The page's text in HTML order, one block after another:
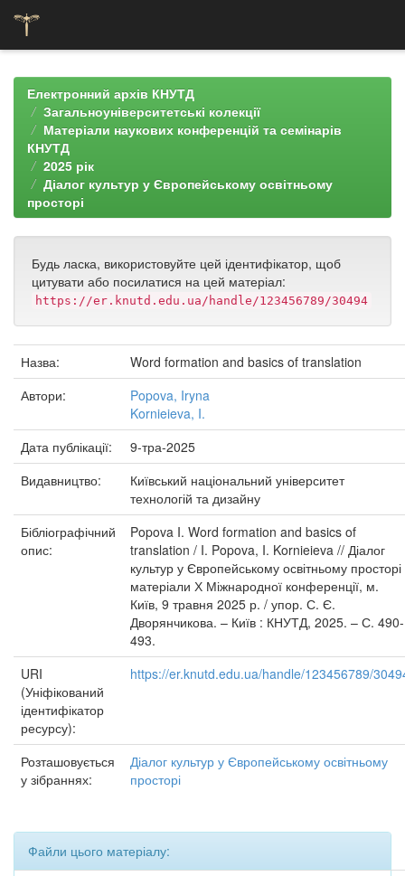
navigationЕлектронний архів КНУТД
Загальноуніверситетські колекції
Матеріали наукових конференцій та семінарів
КНУТД
2025 рік
Діалог культур у Європейському освітньому
просторі
Будь ласка, використовуйте цей ідентифікатор, щоб
цитувати або посилатися на цей матеріал:
https://er.knutd.edu.ua/handle/123456789/30494
Назва:
Word formation and basics of translation
Автори:
Popova, Iryna
Kornieieva, I.
Дата публікації:
9-тра-2025
Видавництво:
Київський національний університет
технологій та дизайну
Бібліографічний
опис:
Popova I. Word formation and basics of
translation / I. Popova, I. Kornieieva // Діалог
культур у Європейському освітньому просторі
матеріали Х Міжнародної конференції, м.
Київ, 9 травня 2025 р. / упор. С. Є.
Дворянчикова. – Київ : КНУТД, 2025. – С. 490-
493.
URI
(Уніфікований
ідентифікатор
ресурсу):
https://er.knutd.edu.ua/handle/123456789/
Розташовується
у зібраннях:
Діалог культур у Європейському освітньому
просторі
Файли цього матеріалу: